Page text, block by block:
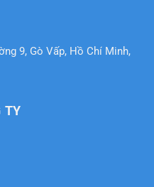
9, Gò Vấp, Hồ Chí Minh,
TY